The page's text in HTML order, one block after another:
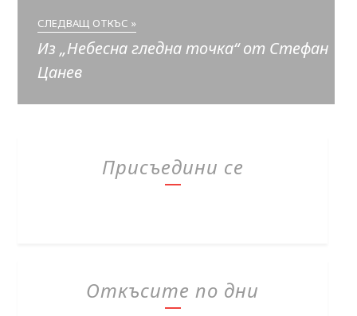
СЛЕДВАЩ ОТКЪС »
Из „Небесна гледна точка“ от Стефан
Цанев
Присъедини се
Откъсите по дни